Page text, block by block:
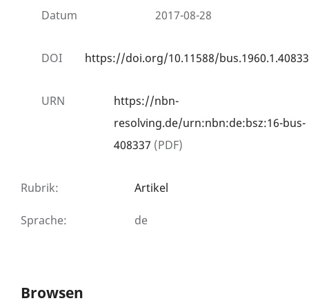
Datum 2017-08-28
DOI https://doi.org/10.11588/bus.1960.1.40833
URN
https://nbn-
resolving.de/urn:nbn:de:bsz:16-bus-
408337 (PDF)
Rubrik: Artikel
Sprache: de
Browsen